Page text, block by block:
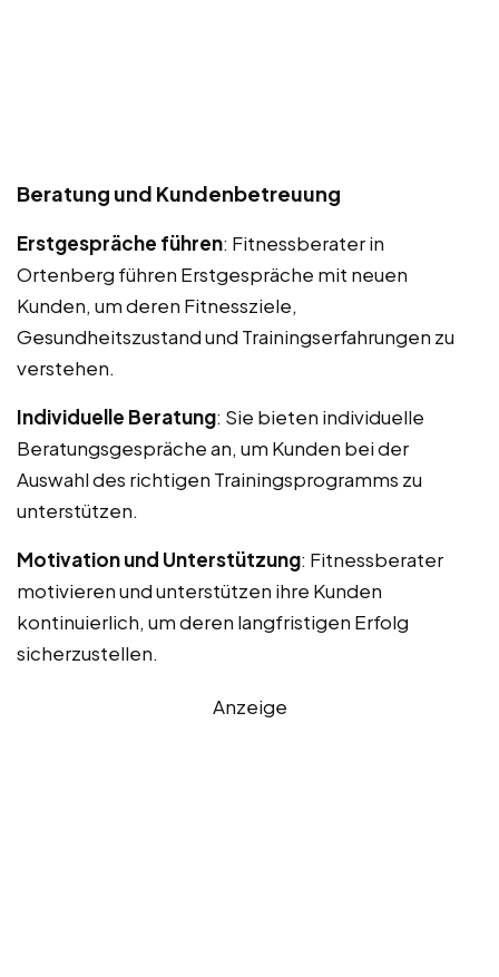
Beratung und Kundenbetreuung
Erstgespräche führen: Fitnessberater in
Ortenberg führen Erstgespräche mit neuen
Kunden, um deren Fitnessziele,
Gesundheitszustand und Trainingserfahrungen zu
verstehen.
Individuelle Beratung: Sie bieten individuelle
Beratungsgespräche an, um Kunden bei der
Auswahl des richtigen Trainingsprogramms zu
unterstützen.
Motivation und Unterstützung: Fitnessberater
motivieren und unterstützen ihre Kunden
kontinuierlich, um deren langfristigen Erfolg
sicherzustellen.
Anzeige